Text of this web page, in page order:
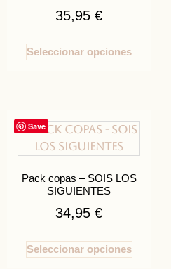
35,95€
Seleccionar opciones
Save
Pack copas – SOIS LOS
SIGUIENTES
34,95€
Seleccionar opciones